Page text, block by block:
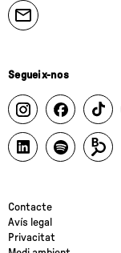
Segueix-nos
Contacte
Avís legal
Privacitat